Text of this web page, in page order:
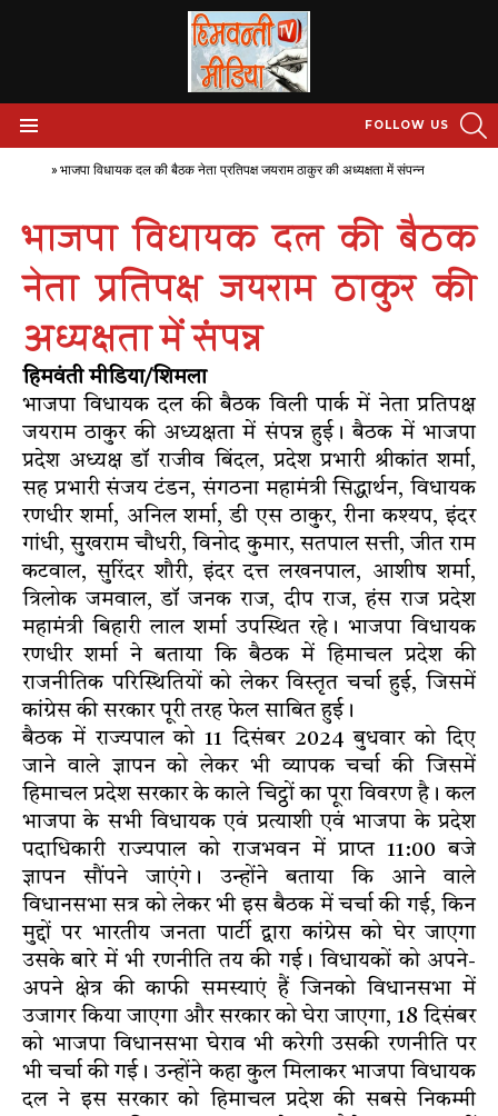
FOLLOW US
» भाजपा विधायक दल की बैठक नेता प्रतिपक्ष जयराम ठाकुर की अध्यक्षता में संपन्न
भाजपा विधायक दल की बैठक
नेता प्रतिपक्ष जयराम ठाकुर की
अध्यक्षता में संपन्न
हिमवंती मीडिया/शिमला
भाजपा विधायक दल की बैठक विली पार्क में नेता प्रतिपक्ष
जयराम ठाकुर की अध्यक्षता में संपन्न हुई। बैठक में भाजपा
प्रदेश अध्यक्ष डॉ राजीव बिंदल, प्रदेश प्रभारी श्रीकांत शर्मा,
सह प्रभारी संजय टंडन, संगठना महामंत्री सिद्धार्थन, विधायक
रणधीर शर्मा, अनिल शर्मा, डी एस ठाकुर, रीना कश्यप, इंदर
गांधी, सुखराम चौधरी, विनोद कुमार, सतपाल सत्ती, जीत राम
कटवाल, सुरिंदर शौरी, इंदर दत्त लखनपाल, आशीष शर्मा,
त्रिलोक जमवाल, डॉ जनक राज, दीप राज, हंस राज प्रदेश
महामंत्री बिहारी लाल शर्मा उपस्थित रहे। भाजपा विधायक
रणधीर शर्मा ने बताया कि बैठक में हिमाचल प्रदेश की
राजनीतिक परिस्थितियों को लेकर विस्तृत चर्चा हुई, जिसमें
कांग्रेस की सरकार पूरी तरह फेल साबित हुई।
बैठक में राज्यपाल को 11 दिसंबर 2024 बुधवार को दिए
जाने वाले ज्ञापन को लेकर भी व्यापक चर्चा की जिसमें
हिमाचल प्रदेश सरकार के काले चिट्ठों का पूरा विवरण है। कल
भाजपा के सभी विधायक एवं प्रत्याशी एवं भाजपा के प्रदेश
पदाधिकारी राज्यपाल को राजभवन में प्राप्त 11:00 बजे
ज्ञापन सौंपने जाएंगे। उन्होंने बताया कि आने वाले
विधानसभा सत्र को लेकर भी इस बैठक में चर्चा की गई, किन
मुद्दों पर भारतीय जनता पार्टी द्वारा कांग्रेस को घेर जाएगा
उसके बारे में भी रणनीति तय की गई। विधायकों को अपने-
अपने क्षेत्र की काफी समस्याएं हैं जिनको विधानसभा में
उजागर किया जाएगा और सरकार को घेरा जाएगा, 18 दिसंबर
को भाजपा विधानसभा घेराव भी करेगी उसकी रणनीति पर
भी चर्चा की गई। उन्होंने कहा कुल मिलाकर भाजपा विधायक
दल ने इस सरकार को हिमाचल प्रदेश की सबसे निकम्मी